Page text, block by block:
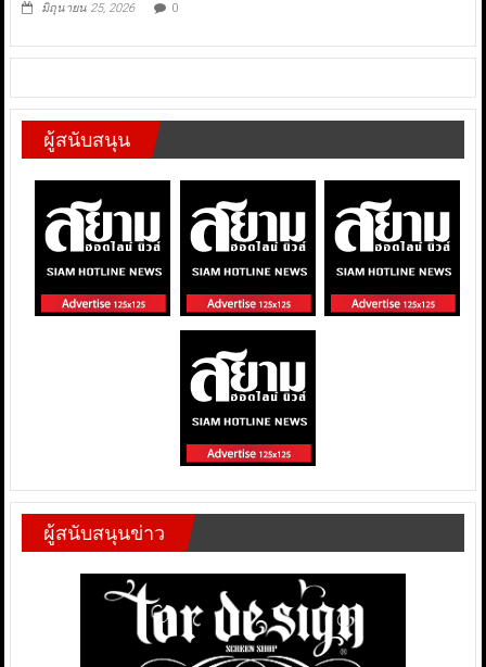
มิถุนายน 25, 2026 0
ผู้สนับสนุน
ผู้สนับสนุนข่าว